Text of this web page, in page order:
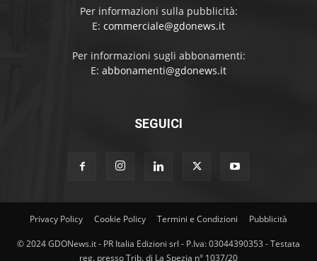
Per informazioni sulla pubblicità:
E: commerciale@gdonews.it
Per informazioni sugli abbonamenti:
E: abbonamenti@gdonews.it
SEGUICI
Privacy Policy Cookie Policy Termini e Condizioni Pubblicità
© 2024 GDONews.it - PR Italia Edizioni srl - P.Iva: 03044390353 - Testata
reg. presso Trib. di La Spezia n° 1037/20